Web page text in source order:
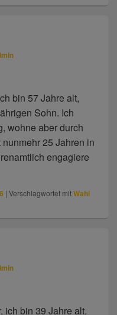
bin 57 Jahre alt,
Sohn. Ich
wohne aber durch
25 Jahren in
engagiere
| Verschlagwortet mitWahl
ich bin 39 Jahre alt,